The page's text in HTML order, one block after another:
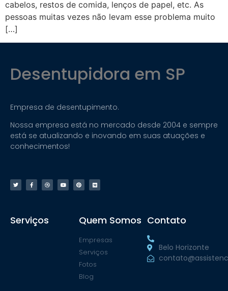
cabelos, restos de comida, lenços de papel, etc. As
pessoas muitas vezes não levam esse problema muito
[…]
Desentupidora em SP
Empresa de desentupimento.
Nossa empresa está no mercado desde 2004 e sempre
está se atualizando e inovando em suas atuações e
conhecimentos!
Serviços Quem Somos
Empresas
Serviços
Fotos
Blog
Contato
Belo Horizonte